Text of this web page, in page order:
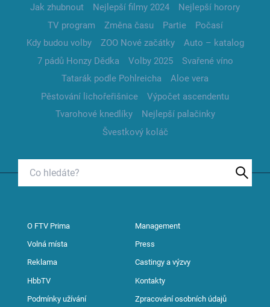
Jak zhubnout Nejlepší filmy 2024
Nejlepší horory
TV program
Změna času Partie
Počasí
Kdy budou volby
ZOO Nové začátky
Auto – katalog
7 pádů Honzy Dědka
Volby 2025
Svařené víno
Tatarák podle Pohlreicha
Aloe vera
Pěstování lichořeřišnice
Výpočet ascendentu
Tvarohové knedlíky
Nejlepší palačinky
Švestkový koláč
O FTV Prima Management
Volná místa Press
Reklama Castingy a výzvy
HbbTV Kontakty
Podmínky užívání Zpracování osobních údajů